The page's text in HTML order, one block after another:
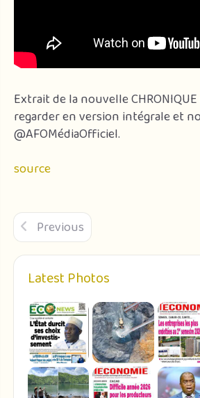
Latest Photos
Extrait de la nouvelle
regarder en version intégrale et
@AFOMédiaOfficiel.
source
Previous